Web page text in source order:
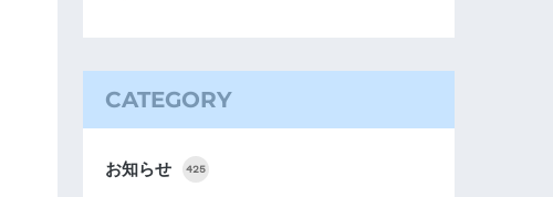
CATEGORY
お知らせ 425